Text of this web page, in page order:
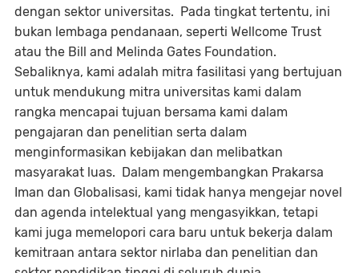
dengan sektor universitas. Pada tingkat tertentu, ini
bukan lembaga pendanaan, seperti Wellcome Trust
atau the Bill and Melinda Gates Foundation.
Sebaliknya, kami adalah mitra fasilitasi yang bertujuan
untuk mendukung mitra universitas kami dalam
rangka mencapai tujuan bersama kami dalam
pengajaran dan penelitian serta dalam
menginformasikan kebijakan dan melibatkan
masyarakat luas. Dalam mengembangkan Prakarsa
Iman dan Globalisasi, kami tidak hanya mengejar novel
dan agenda intelektual yang mengasyikkan, tetapi
kami juga memelopori cara baru untuk bekerja dalam
kemitraan antara sektor nirlaba dan penelitian dan